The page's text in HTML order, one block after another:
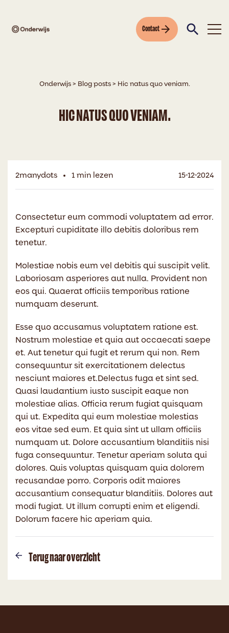
Contact
Onderwijs> Blog posts> Hic natus quo veniam.
HIC NATUS QUO VENIAM.
2manydots 1 min lezen 15-12-2024
Consectetur eum commodi voluptatem ad error.
Excepturi cupiditate illo debitis doloribus rem
tenetur.
Molestiae nobis eum vel debitis qui suscipit velit.
Laboriosam asperiores aut nulla. Provident non
eos qui. Quaerat officiis temporibus ratione
numquam deserunt.
Esse quo accusamus voluptatem ratione est.
Nostrum molestiae et quia aut occaecati saepe
et. Aut tenetur qui fugit et rerum qui non. Rem
consequuntur sit exercitationem delectus
nesciunt maiores et.Delectus fuga et sint sed.
Quasi laudantium iusto suscipit eaque non
molestiae alias. Officia rerum fugiat quisquam
qui ut. Expedita qui eum molestiae molestias
eos vitae sed eum. Et quia sint ut ullam officiis
numquam ut. Dolore accusantium blanditiis nisi
fuga consequuntur. Tenetur aperiam soluta qui
dolores. Quis voluptas quisquam quia dolorem
recusandae porro. Corporis odit maiores
accusantium consequatur blanditiis. Dolores aut
modi fugiat. Ut illum corrupti enim et eligendi.
Dolorum facere hic aperiam quia.
Terug naar overzicht